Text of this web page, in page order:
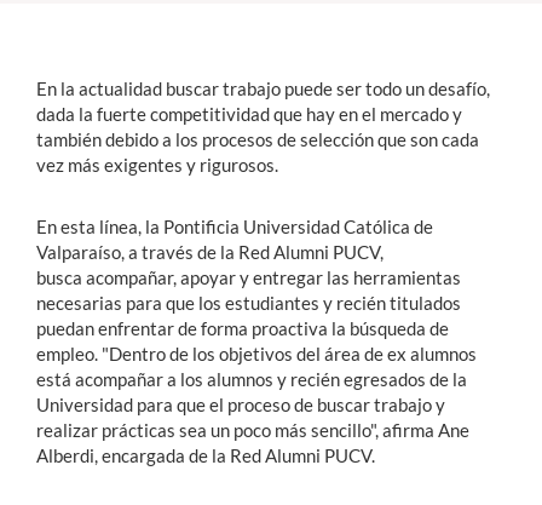
En la actualidad buscar trabajo puede ser todo un desafío,
dada la fuerte competitividad que hay en el mercado y
también debido a los procesos de selección que son cada
vez más exigentes y rigurosos.
En esta línea, la Pontificia Universidad Católica de
Valparaíso, a través de la Red Alumni PUCV,
busca acompañar, apoyar y entregar las herramientas
necesarias para que los estudiantes y recién titulados
puedan enfrentar de forma proactiva la búsqueda de
empleo. "Dentro de los objetivos del área de ex alumnos
está acompañar a los alumnos y recién egresados de la
Universidad para que el proceso de buscar trabajo y
realizar prácticas sea un poco más sencillo", afirma Ane
Alberdi, encargada de la Red Alumni PUCV.